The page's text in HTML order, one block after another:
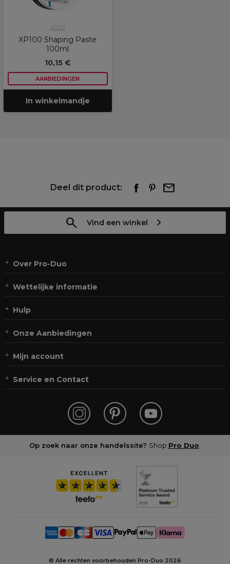
XP100
XP100 Shaping Paste
100ml
10,15 €
AANBIEDINGEN
In winkelmandje
Deel dit product:
Vind een winkel
Over Pro-Duo
Wettelijke informatie
Hulp
Onze Aanbiedingen
Mijn account
Service en Contact
Op zoek naar onze handelssite? Shop Pro Duo
© Alle rechten voorbehouden Pro-Duo 2026